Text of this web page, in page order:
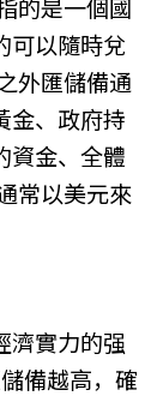
的是一個國
可以隨時兌
外匯儲備通
金、政府持
資金、全體
常以美元來
濟實力的强
備越高，確